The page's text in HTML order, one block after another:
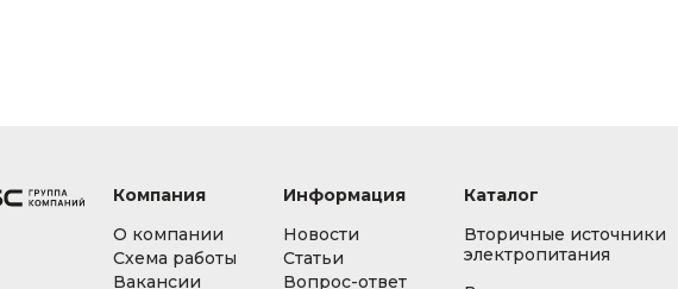
Компания
О компании
Схема работы
Вакансии
Информация
Новости
Статьи
Вопрос-ответ
Каталог
Вторичные источники
электропитания